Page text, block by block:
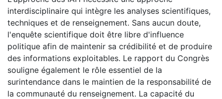
interdisciplinaire qui intègre les analyses scientifiques,
techniques et de renseignement. Sans aucun doute,
l'enquête scientifique doit être libre d'influence
politique afin de maintenir sa crédibilité et de produire
des informations exploitables. Le rapport du Congrès
souligne également le rôle essentiel de la
surintendance dans le maintien de la responsabilité de
la communauté du renseignement. La capacité du